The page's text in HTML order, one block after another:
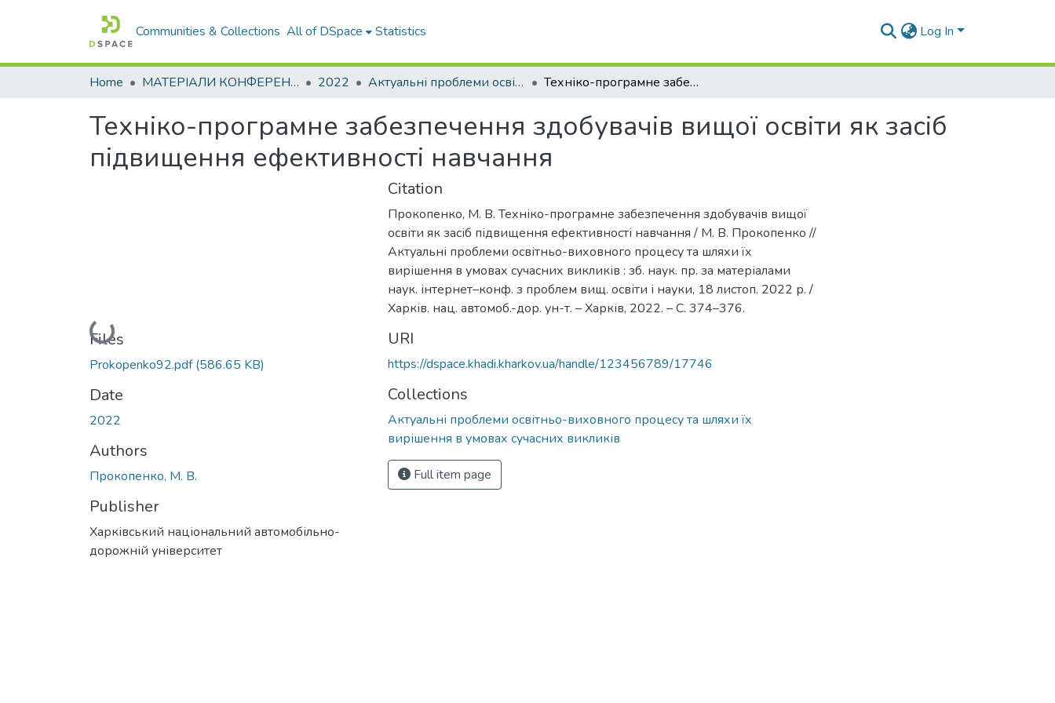
Communities & Collections All of DSpace Statistics Log In
Home МАТЕРІАЛИ КОНФЕРЕНЦІЙ 2022 Актуальні проблеми освітньо-виховного процесу та шляхи їх вирішення в умовах сучасних викликів Техніко-програмне забезпечення здобувачів вищої освіти як засіб підвищення ефективності навчання
Техніко-програмне забезпечення здобувачів вищої освіти як засіб
підвищення ефективності навчання
Loading...
Files
Prokopenko92.pdf(586.65 KB)
Date
2022
Authors
Прокопенко, М. В.
Publisher
Харківський національний автомобільно-
дорожній університет
Citation
Прокопенко, М. В. Техніко-програмне забезпечення здобувачів вищої
освіти як засіб підвищення ефективності навчання / М. В. Прокопенко //
Актуальні проблеми освітньо-виховного процесу та шляхи їх
вирішення в умовах сучасних викликів : зб. наук. пр. за матеріалами
наук. інтернет–конф. з проблем вищ. освіти і науки, 18 листоп. 2022 р. /
Харків. нац. автомоб.-дор. ун-т. – Харків, 2022. – С. 374–376.
URI
https://dspace.khadi.kharkov.ua/handle/123456789/17746
Collections
Актуальні проблеми освітньо-виховного процесу та шляхи їх
вирішення в умовах сучасних викликів
Full item page